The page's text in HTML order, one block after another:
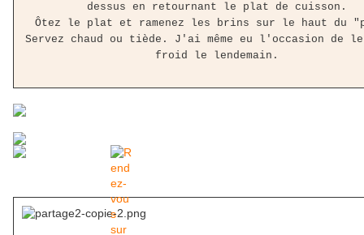
dessus en retournant le plat de cuisson.
Ôtez le plat et ramenez les brins sur le haut du
Servez chaud ou tiède. J'ai même eu l'occasion de le
froid le lendemain.